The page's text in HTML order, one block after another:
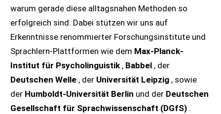
warum gerade diese alltagsnahen Methoden so
erfolgreich sind. Dabei stützen wir uns auf
Erkenntnisse renommierter Forschungsinstitute und
Sprachlern-Plattformen wie dem Max-Planck-
Institut für Psycholinguistik , Babbel , der
Deutschen Welle , der Universität Leipzig , sowie
der Humboldt-Universität Berlin und der Deutschen
Gesellschaft für Sprachwissenschaft (DGfS) .